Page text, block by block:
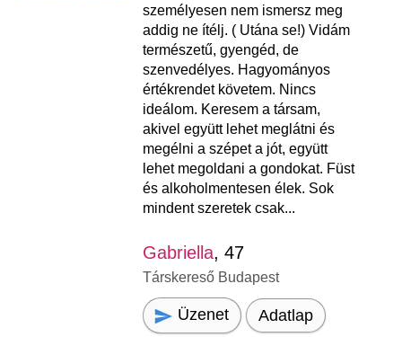
személyesen nem ismersz meg
addig ne ítélj. ( Utána se!) Vidám
természetű, gyengéd, de
szenvedélyes. Hagyományos
értékrendet követem. Nincs
ideálom. Keresem a társam,
akivel együtt lehet meglátni és
megélni a szépet a jót, együtt
lehet megoldani a gondokat. Füst
és alkoholmentesen élek. Sok
mindent szeretek csak...
Gabriella, 47
Társkereső Budapest
Üzenet Adatlap